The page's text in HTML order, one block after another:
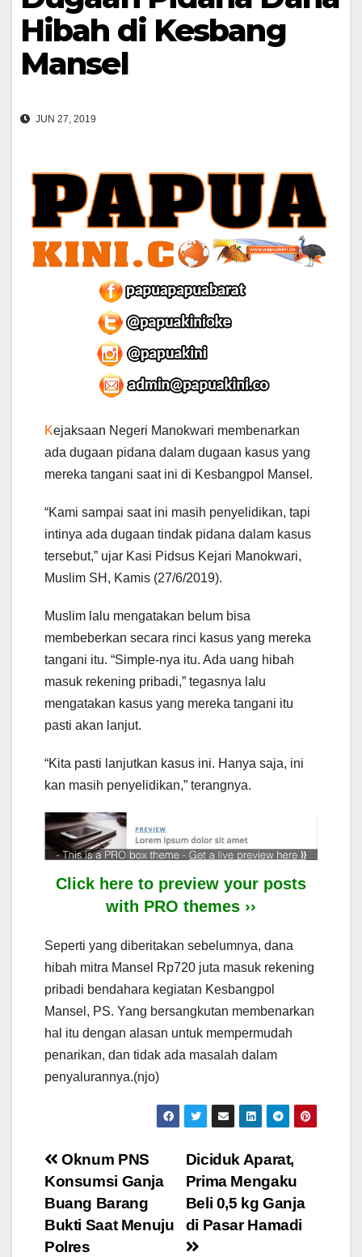
Hibah di Kesbang
Mansel
JUN 27, 2019
Kejaksaan Negeri Manokwari membenarkan
ada dugaan pidana dalam dugaan kasus yang
mereka tangani saat ini di Kesbangpol Mansel.
“Kami sampai saat ini masih penyelidikan, tapi
intinya ada dugaan tindak pidana dalam kasus
tersebut,” ujar Kasi Pidsus Kejari Manokwari,
Muslim SH, Kamis (27/6/2019).
Muslim lalu mengatakan belum bisa
membeberkan secara rinci kasus yang mereka
tangani itu. “Simple-nya itu. Ada uang hibah
masuk rekening pribadi,” tegasnya lalu
mengatakan kasus yang mereka tangani itu
pasti akan lanjut.
“Kita pasti lanjutkan kasus ini. Hanya saja, ini
kan masih penyelidikan,” terangnya.
Click here to preview your posts
with PRO themes ››
Seperti yang diberitakan sebelumnya, dana
hibah mitra Mansel Rp720 juta masuk rekening
pribadi bendahara kegiatan Kesbangpol
Mansel, PS. Yang bersangkutan membenarkan
hal itu dengan alasan untuk mempermudah
penarikan, dan tidak ada masalah dalam
penyalurannya.(njo)
Post
navigation
Diciduk Aparat,
Prima Mengaku
Beli 0,5 kg Ganja
di Pasar Hamadi
Oknum PNS
Konsumsi Ganja
Buang Barang
Bukti Saat Menuju
Polres